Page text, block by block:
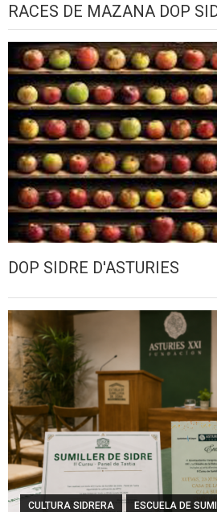
RACES DE MAZANA DOP
DOP SIDRE D'ASTURIES
CULTURA SIDRERA ESCUELA DE